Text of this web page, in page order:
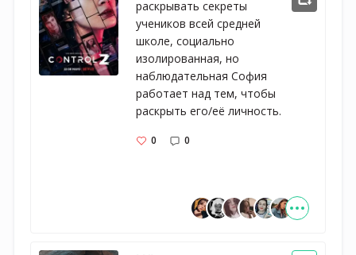
раскрывать секреты
учеников всей средней
школе, социально
изолированная, но
наблюдательная София
работает над тем, чтобы
раскрыть его/её личность.
0 0